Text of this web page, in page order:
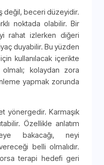
değil, beceri düzeyidir.
noktada olabilir. Bir
rahat izlerken diğeri
duyabilir. Bu yüzden
kullanılacak içerikte
kolaydan zora
yapmak zorunda
yönergedir. Karmaşık
Özellikle anlatım
bakacağı, neyi
belli olmalıdır.
terapi hedefi geri